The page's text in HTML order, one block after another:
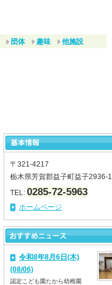
団体 趣味 他施設
〒321-4217
栃木県芳賀郡益子町益子2936-1
TEL: 0285-72-5963
ホームページ
令和8年8月6日(木)
(08/06)
認定こども園たから幼稚園